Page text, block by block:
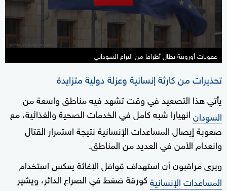
عقوبات أوروبية تطال أطرافا من النزاع السوداني
تحذيرات من كارثة إنسانية وعزلة دولية متزايدة
يأتي هذا التصعيد في وقت تشهد فيه مناطق واسعة من
السودانانهيارا شبه كامل في الخدمات الصحية والغذائية، مع
صعوبة إيصال المساعدات الإنسانية نتيجة استمرار القتال
وانعدام الأمن في العديد من المناطق.
ويرى مراقبون أن استهداف قوافل الإغاثة يعكس استخدام
المساعدات الإنسانيةكورقة ضغط في الصراع الدائر، ويشير